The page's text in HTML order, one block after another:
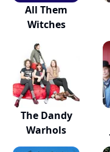
All Them
Witches
The Dandy
Warhols